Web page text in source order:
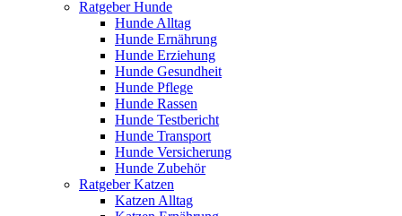
Ratgeber Hunde
Hunde Alltag
Hunde Ernährung
Hunde Erziehung
Hunde Gesundheit
Hunde Pflege
Hunde Rassen
Hunde Testbericht
Hunde Transport
Hunde Versicherung
Hunde Zubehör
Ratgeber Katzen
Katzen Alltag